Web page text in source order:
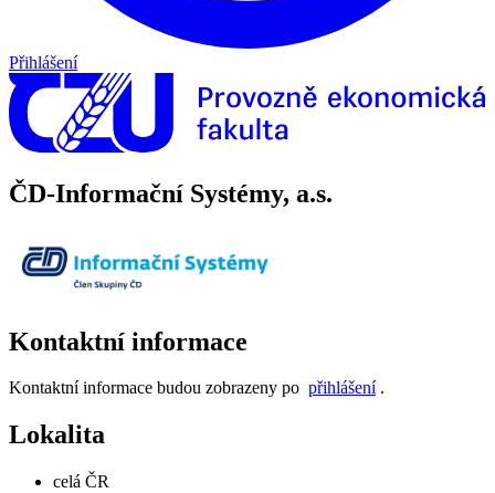
Přihlášení
ČD-Informační Systémy, a.s.
Kontaktní informace
Kontaktní informace budou zobrazeny po přihlášení.
Lokalita
celá ČR